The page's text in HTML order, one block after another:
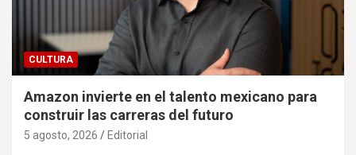
CULTURA
Amazon invierte en el talento mexicano para
construir las carreras del futuro
5 agosto, 2026 Editorial